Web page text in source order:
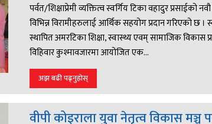
पर्वत/शिक्षाप्रेमी व्यक्तित्व स्वर्गिय टिका वहादुर प्रसाईको
विभिन्न विरामीहरुलाई आर्थिक सहयोग प्रदान गरिएको छ ।
स्थापित अमरटिका शिक्षा, स्वास्थ्य एवम् सामाजिक विकास
विहिवार कुश्मावजारमा आयोजित एक...
अझ बढी पढ्नुहोस्
वीपी कोइराला युवा नेतृत्व विकास मञ्च